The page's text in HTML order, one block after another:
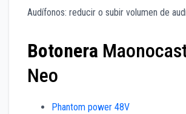
Audífonos: reducir o subir volumen de
Botonera
Neo
Phantom power 48V